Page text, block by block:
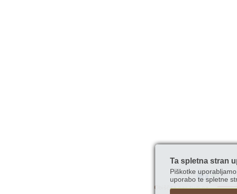
Ta spletna stran
Piškotke
uporabo te spletne
Obiščite nas tudi na